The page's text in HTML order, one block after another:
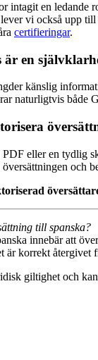
intagit en ledande
vi också upp
certifieringar.
är en
känslig
naturligtvis både
eller en tydlig
och
till spanska?
innebär att
är korrekt återgivet
giltighet och